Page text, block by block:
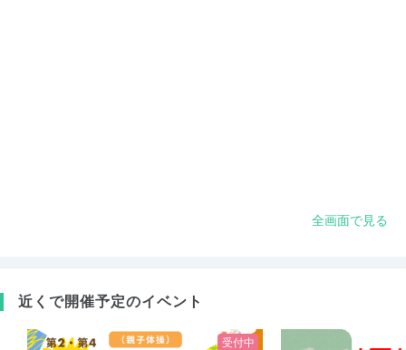
全画面で見る
近くで開催予定のイベント
受付中